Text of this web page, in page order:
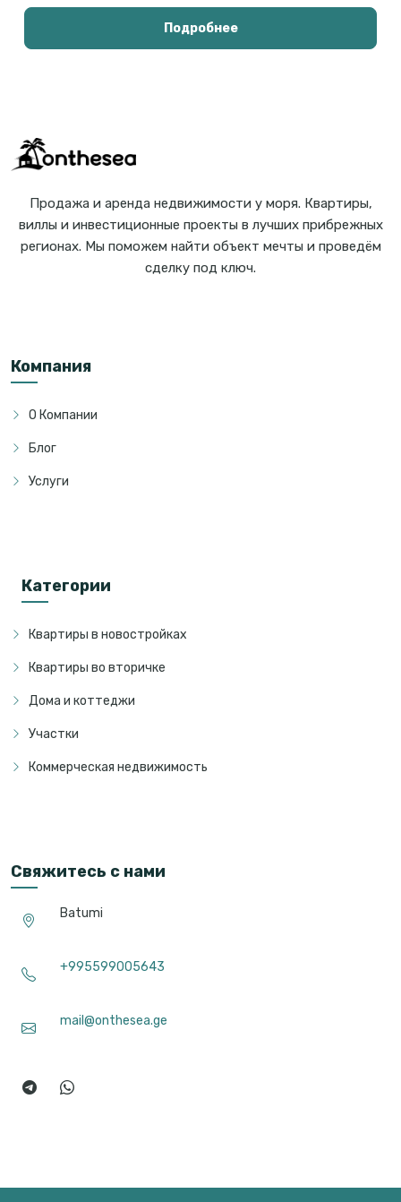
Подробнее
Продажа и аренда недвижимости у моря. Квартиры,
виллы и инвестиционные проекты в лучших прибрежных
регионах. Мы поможем найти объект мечты и проведём
сделку под ключ.
Компания
О Компании
Блог
Услуги
Категории
Квартиры в новостройках
Квартиры во вторичке
Дома и коттеджи
Участки
Коммерческая недвижимость
Свяжитесь с нами
Batumi
+995599005643
mail@onthesea.ge